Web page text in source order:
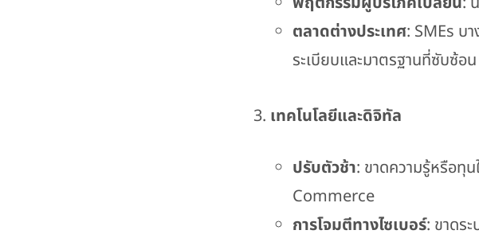
ตลาดต่างประเทศ: SMEs บ
ระเบียบและมาตรฐานที่ซับซ้อน
เทคโนโลยีและดิจิทัล
ปรับตัวช้า: ขาดความรู้หรือทุน
Commerce
การโจมตีทางไซเบอร์: ขาดร